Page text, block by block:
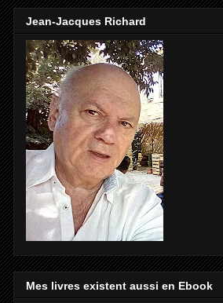
Jean-Jacques Richard
Mes livres existent aussi en Ebook